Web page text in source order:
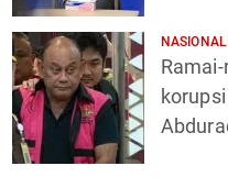
NASIONAL